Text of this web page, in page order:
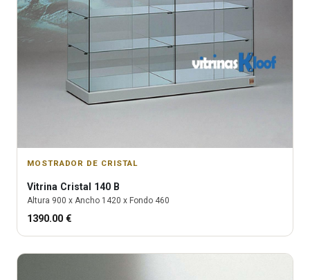
MOSTRADOR DE CRISTAL
Vitrina Cristal 140 B
Altura 900 x Ancho 1420 x Fondo 460
1390.00 €